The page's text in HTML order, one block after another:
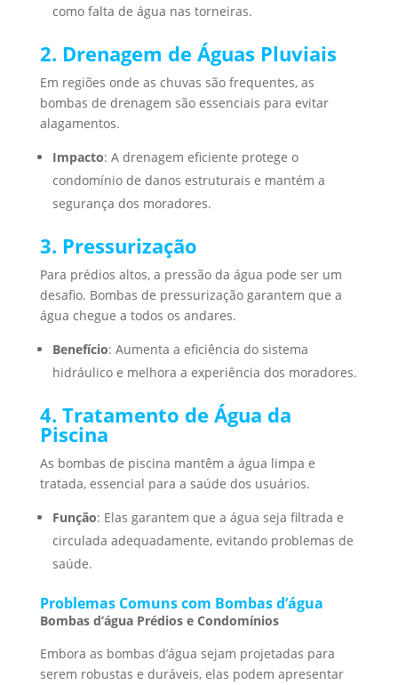
como falta de água nas torneiras.
2. Drenagem de Águas Pluviais
Em regiões onde as chuvas são frequentes, as
bombas de drenagem são essenciais para evitar
alagamentos.
Impacto: A drenagem eficiente protege o
condomínio de danos estruturais e mantém a
segurança dos moradores.
3. Pressurização
Para prédios altos, a pressão da água pode ser um
desafio. Bombas de pressurização garantem que a
água chegue a todos os andares.
Benefício: Aumenta a eficiência do sistema
hidráulico e melhora a experiência dos moradores.
4. Tratamento de Água da
Piscina
As bombas de piscina mantêm a água limpa e
tratada, essencial para a saúde dos usuários.
Função: Elas garantem que a água seja filtrada e
circulada adequadamente, evitando problemas de
saúde.
Problemas Comuns com Bombas d’água
Bombas d’água Prédios e Condomínios
Embora as bombas d’água sejam projetadas para
serem robustas e duráveis, elas podem apresentar